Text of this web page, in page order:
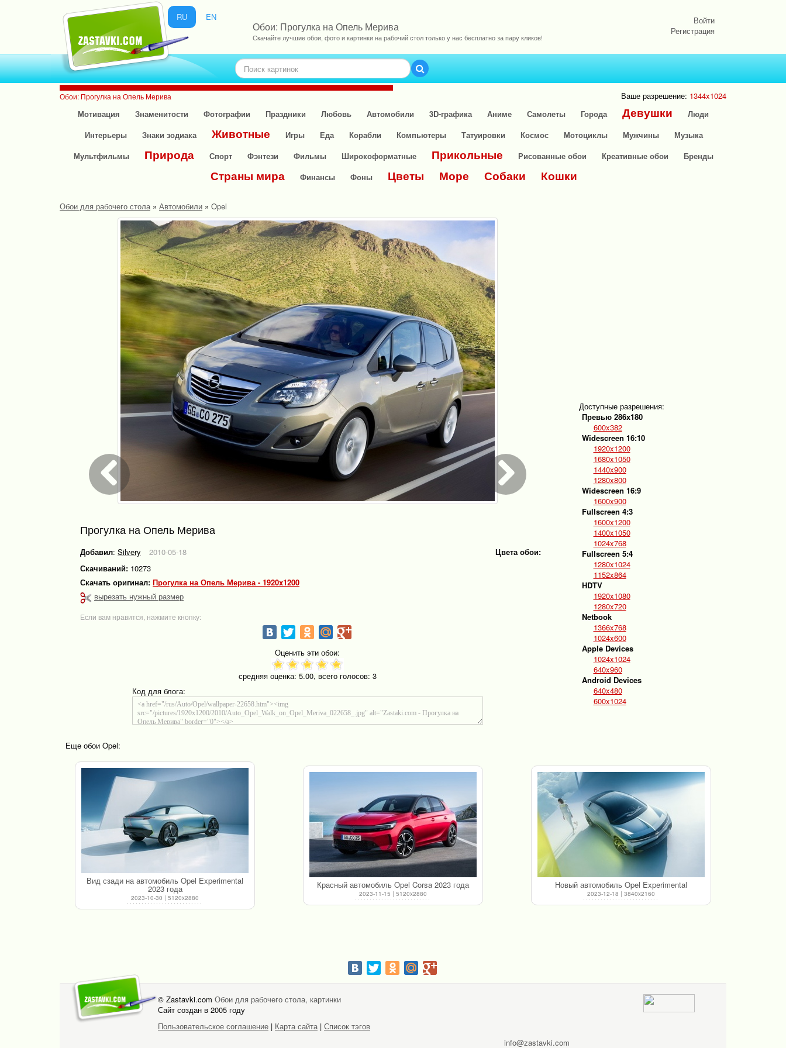
RU EN
Обои: Прогулка на Опель Мерива
Скачайте лучшие обои, фото и картинки на рабочий стол только у нас бесплатно за пару кликов!
Войти
Регистрация
Обои: Прогулка на Опель Мерива Ваше разрешение: 1344x1024
Мотивация
Знаменитости Фотографии Праздники Любовь Автомобили 3D-графика Аниме Самолеты Города Девушки
Люди
Интерьеры
Знаки зодиака Животные Игры Еда Корабли Компьютеры Татуировки Космос Мотоциклы Мужчины
Музыка
Мультфильмы
Природа Спорт Фэнтези Фильмы Широкоформатные Прикольные Рисованные обои Креативные обои Бренды
Страны мира Финансы Фоны Цветы Море Собаки Кошки
Обои для рабочего стола» Автомобили » Opel
Прогулка на Опель Мерива
Добавил: Silvery
2010-05-18
Скачиваний: 10273
Скачать оригинал:
Прогулка на Опель Мерива - 1920x1200
вырезать нужный размер
Цвета обои:
Если вам нравится, нажмите кнопку:
Оценить эти обои:
средняя оценка: 5.00, всего голосов: 3
Код для блога:
Доступные разрешения:
Превью 286x180
600x382
Widescreen 16:10
1920x1200
1680x1050
1440x900
1280x800
Widescreen 16:9
1600x900
Fullscreen 4:3
1600x1200
1400x1050
1024x768
Fullscreen 5:4
1280x1024
1152x864
HDTV
1920x1080
1280x720
Netbook
1366x768
1024x600
Apple Devices
1024x1024
640x960
Android Devices
640x480
600x1024
Еще обои Opel:
Вид сзади на автомобиль Opel Experimental
2023 года
2023-10-30 | 5120x2880
Красный автомобиль Opel Corsa 2023 года
2023-11-15 | 5120x2880
Новый автомобиль Opel Experimental
2023-12-18 | 3840x2160
© Zastavki.com Обои для рабочего стола, картинки
Сайт создан в 2005 году
Пользовательское соглашение | Карта сайта | Список тэгов
info@zastavki.com